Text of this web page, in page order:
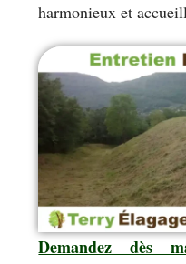
harmonieux et
Demandez dès